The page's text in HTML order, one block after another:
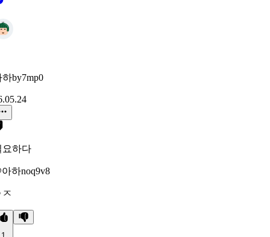
하by7mp0
요하다
아하noq9v8
ㅈ